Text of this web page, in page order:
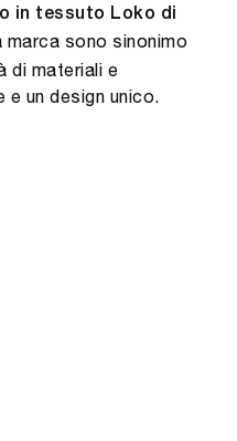
in tessuto Loko di
sono sinonimo
di materiali e
un design unico.